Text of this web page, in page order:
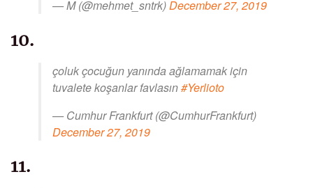
— M (@mehmet_sntrk)December 27, 2019
10.
çoluk çocuğun yanında ağlamamak için
tuvalete koşanlar favlasın#Yerlioto
— Cumhur Frankfurt (@CumhurFrankfurt)
December 27, 2019
11.